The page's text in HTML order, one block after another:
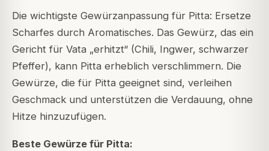
Die wichtigste Gewürzanpassung für Pitta: Ersetze
Scharfes durch Aromatisches. Das Gewürz, das ein
Gericht für Vata „erhitzt“ (Chili, Ingwer, schwarzer
Pfeffer), kann Pitta erheblich verschlimmern. Die
Gewürze, die für Pitta geeignet sind, verleihen
Geschmack und unterstützen die Verdauung, ohne
Hitze hinzuzufügen.
Beste Gewürze für Pitta: